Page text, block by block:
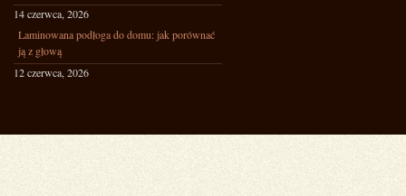
14 czerwca, 2026
Laminowana podłoga do domu: jak porównać
ją z głową
12 czerwca, 2026